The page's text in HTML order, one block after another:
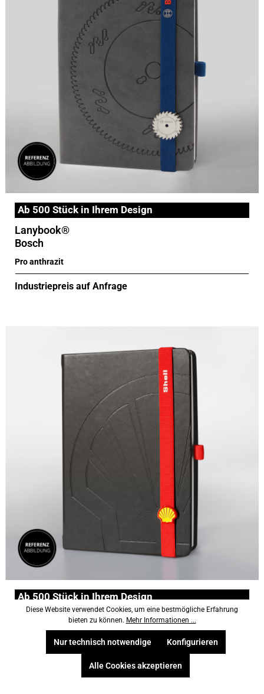
Ab 500 Stück in Ihrem Design
Lanybook®
Bosch
Pro anthrazit
Industriepreis auf Anfrage
Ab 500 Stück in Ihrem Design
Lanybook®
Pro schwarz
Industriepreis auf Anfrage
Diese Website verwendet Cookies, um eine bestmögliche Erfahrung
bieten zu können. Mehr Informationen ...
Nur technisch notwendige Konfigurieren
Alle Cookies akzeptieren